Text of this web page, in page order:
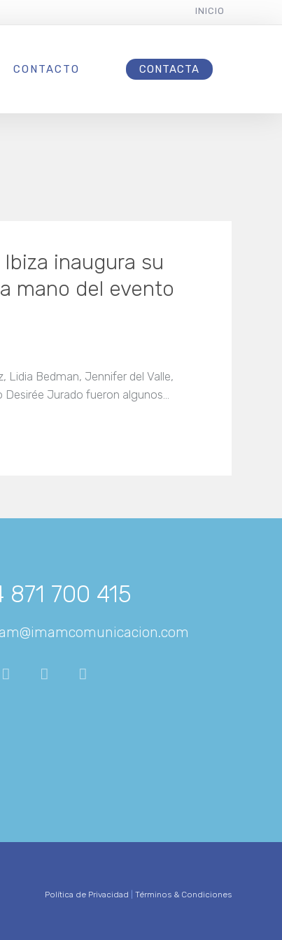
INICIO
CONTACTO CONTACTA
inaugura su
mano del evento
Lidia Bedman, Jennifer del Valle,
Desirée Jurado fueron algunos…
871 700 415
Política de Privacidad Términos & Condiciones